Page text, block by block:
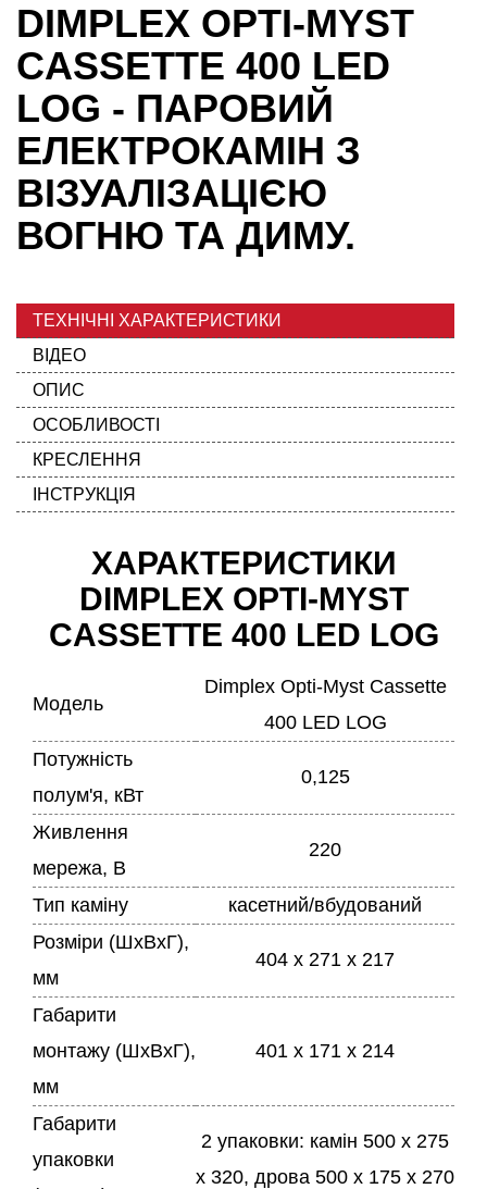
DIMPLEX OPTI-MYST
CASSETTE 400 LED
LOG - ПАРОВИЙ
ЕЛЕКТРОКАМІН З
ВІЗУАЛІЗАЦІЄЮ
ВОГНЮ ТА ДИМУ.
ТЕХНІЧНІ ХАРАКТЕРИСТИКИ
ВІДЕО
ОПИС
ОСОБЛИВОСТІ
КРЕСЛЕННЯ
ІНСТРУКЦІЯ
ХАРАКТЕРИСТИКИ
DIMPLEX OPTI-MYST
CASSETTE 400 LED LOG
Модель
Dimplex Opti-Myst Cassette
400 LED LOG
Потужність
полум'я, кВт
0,125
Живлення
мережа, В
220
Тип каміну
касетний/вбудований
Розміри (ШхВхГ),
мм
404 x 271 x 217
Габарити
монтажу (ШхВхГ),
мм
401 x 171 x 214
Габарити
упаковки
2 упаковки: камін 500 x 275
x 320, дрова 500 x 175 x 270